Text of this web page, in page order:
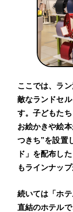
ここでは、ラ
敵なランドセ
す。子どもた
お絵かきや絵
つきち”を設置
ド」を配布し
もラインナッ
続いては「ホ
直結のホテル